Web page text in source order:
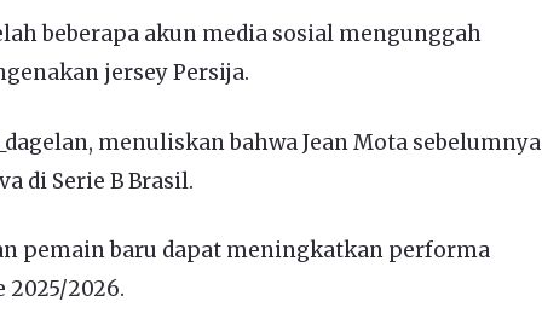
beberapa akun media sosial mengunggah
jersey Persija.
menuliskan bahwa Jean Mota sebelumnya
di Serie B Brasil.
pemain baru dapat meningkatkan performa
2025/2026.